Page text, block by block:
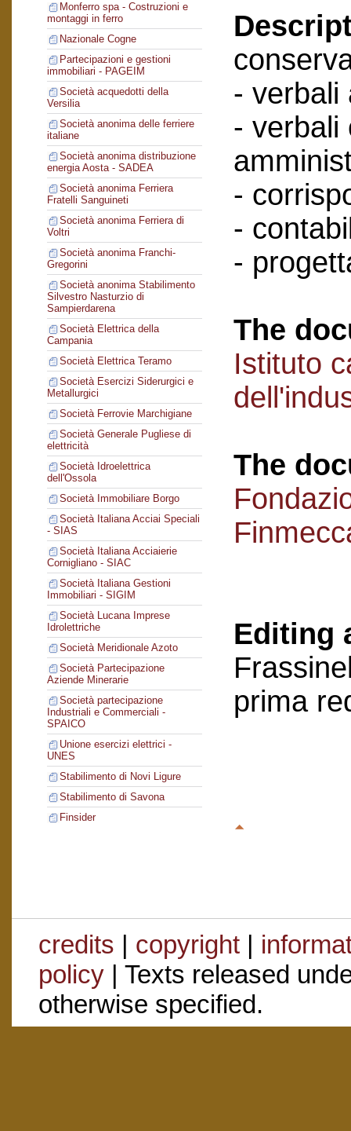
Monferro spa - Costruzioni e
montaggi in ferro
Nazionale Cogne
Partecipazioni e gestioni
immobiliari - PAGEIM
Società acquedotti della
Versilia
Società anonima delle ferriere
italiane
Società anonima distribuzione
energia Aosta - SADEA
Società anonima Ferriera
Fratelli Sanguineti
Società anonima Ferriera di
Voltri
Società anonima Franchi-
Gregorini
Società anonima Stabilimento
Silvestro Nasturzio di
Sampierdarena
Società Elettrica della
Campania
Società Elettrica Teramo
Società Esercizi Siderurgici e
Metallurgici
Società Ferrovie Marchigiane
Società Generale Pugliese di
elettricità
Società Idroelettrica
dell'Ossola
Società Immobiliare Borgo
Società Italiana Acciai Speciali
- SIAS
Società Italiana Acciaierie
Cornigliano - SIAC
Società Italiana Gestioni
Immobiliari - SIGIM
Società Lucana Imprese
Idrolettriche
Società Meridionale Azoto
Società Partecipazione
Aziende Minerarie
Società partecipazione
Industriali e Commerciali -
SPAICO
Unione esercizi elettrici -
UNES
Stabilimento di Novi Ligure
Stabilimento di Savona
Finsider
- verbali
- verbali
-
-
-
The
Istituto
The
Editing
prima
credits | copyright|
policy| Texts released
otherwise specified.